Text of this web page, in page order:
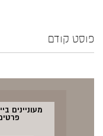
פוסט קודם
מעוניינים